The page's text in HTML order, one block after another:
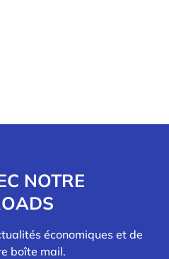
NOTRE
économiques et de
boîte mail.